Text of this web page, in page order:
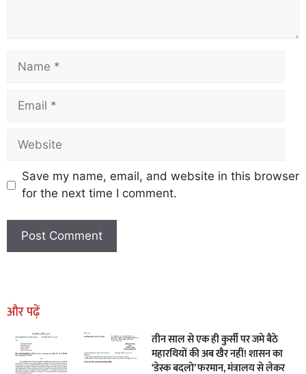
Save my name, email, and website in this browser
for the next time I comment.
और पढ़ें
तीन साल से एक ही कुर्सी पर जमे बैठे
महारथियों की अब खैर नहीं! शासन का
‘डेस्क बदलो’ फरमान, मंत्रालय से लेकर